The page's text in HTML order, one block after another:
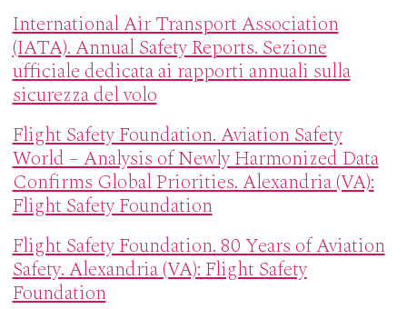
International Air Transport Association
(IATA). Annual Safety Reports. Sezione
ufficiale dedicata ai rapporti annuali sulla
sicurezza del volo
Flight Safety Foundation. Aviation Safety
World – Analysis of Newly Harmonized Data
Confirms Global Priorities. Alexandria (VA):
Flight Safety Foundation
Flight Safety Foundation. 80 Years of Aviation
Safety. Alexandria (VA): Flight Safety
Foundation